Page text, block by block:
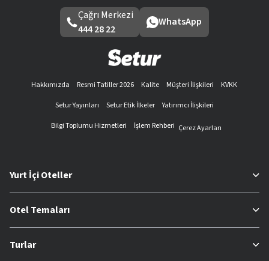
Çağrı Merkezi
444 28 22
WhatsApp
Hakkımızda Resmi Tatiller 2026 Kalite Müşteri İlişkileri
KVKK
Setur Yayınları
Setur Etik İlkeler
Yatırımcı İlişkileri
Bilgi Toplumu Hizmetleri
İşlem Rehberi Çerez Ayarları
Yurt İçi Oteller
Otel Temaları
Turlar